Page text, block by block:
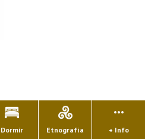
Dormir Etnografía + Info